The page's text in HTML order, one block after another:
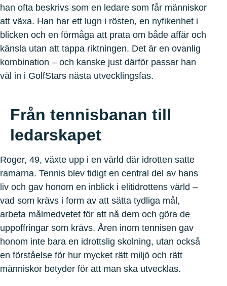
han ofta beskrivs som en ledare som får människor
att växa. Han har ett lugn i rösten, en nyfikenhet i
blicken och en förmåga att prata om både affär och
känsla utan att tappa riktningen. Det är en ovanlig
kombination – och kanske just därför passar han
väl in i GolfStars nästa utvecklingsfas.
Från tennisbanan till
ledarskapet
Roger, 49, växte upp i en värld där idrotten satte
ramarna. Tennis blev tidigt en central del av hans
liv och gav honom en inblick i elitidrottens värld –
vad som krävs i form av att sätta tydliga mål,
arbeta målmedvetet för att nå dem och göra de
uppoffringar som krävs. Åren inom tennisen gav
honom inte bara en idrottslig skolning, utan också
en förståelse för hur mycket rätt miljö och rätt
människor betyder för att man ska utvecklas.